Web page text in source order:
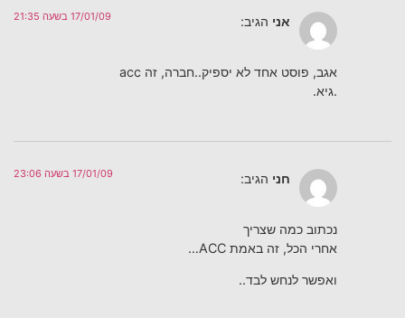
אני הגיב: 17/01/09 בשעה 21:35
אגב, פוסט אחד לא יספיק..חברה, זה acc
.גיא.
חני הגיב: 17/01/09 בשעה 23:06
נכתוב כמה שצריך
אחרי הכל, זה באמת ACC…
ואפשר לנחש לבד..